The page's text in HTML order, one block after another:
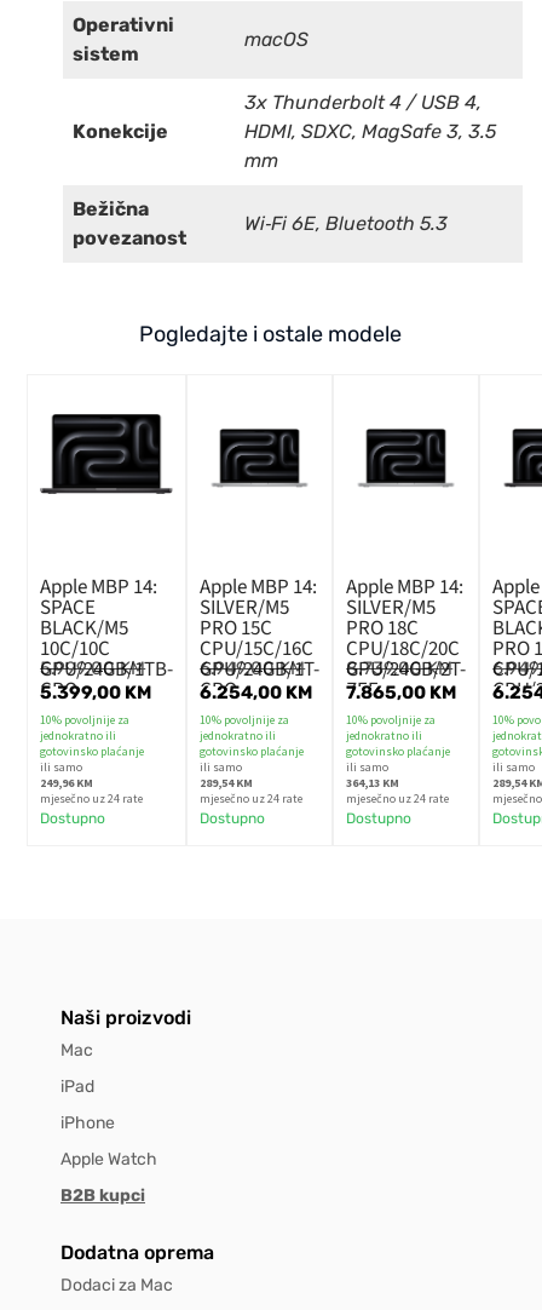
Operativni
sistem
macOS
Konekcije
3x Thunderbolt 4 / USB 4,
HDMI, SDXC, MagSafe 3, 3.5
mm
Bežična
povezanost
Wi‑Fi 6E, Bluetooth 5.3
Pogledajte i ostale modele
Apple MBP 14:
SPACE
BLACK/M5
10C/10C
GPU/24GB/1TB-
CRO
5.999,00KM
5.399,00 KM
10% povoljnije za
jednokratno ili
gotovinsko plaćanje
ili samo
249,96 KM
mjesečno uz 24 rate
Dostupno
Apple MBP 14:
SILVER/M5
PRO 15C
CPU/15C/16C
GPU/24GB/1T-
CRO
6.949,00KM
6.254,00 KM
10% povoljnije za
jednokratno ili
gotovinsko plaćanje
ili samo
289,54 KM
mjesečno uz 24 rate
Dostupno
Apple MBP 14:
SILVER/M5
PRO 18C
CPU/18C/20C
GPU/24GB/2T-
ZEE
8.739,00KM
7.865,00 KM
10% povoljnije za
jednokratno ili
gotovinsko plaćanje
ili samo
364,13 KM
mjesečno uz 24 rate
Dostupno
PRO
CPU/
GPU/
CRO
10%
ili samo
289,54
Naši proizvodi
Mac
iPad
iPhone
Apple Watch
B2B kupci
Dodatna oprema
Dodaci za Mac